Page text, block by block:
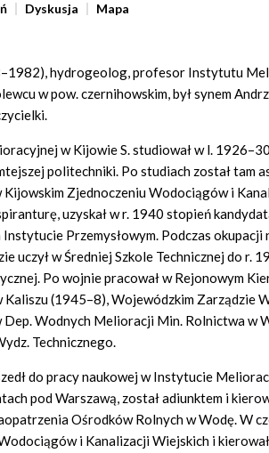
Dyskusja Mapa
hydrogeolog, profesor Instytutu
w pow. czernihowskim, był synem
w Kijowie S. studiował w l.
politechniki. Po studiach został tam
Kijowskim Zjednoczeniu Wodociągów i
uzyskał w r. 1940 stopień
Przemysłowym. Podczas okupacji
uczył w Średniej Szkole Technicznej do r.
Po wojnie pracował w Rejonowym
(1945–8), Wojewódzkim Zarządzie
Wodnych Melioracji Min. Rolnictwa w
Technicznego.
do pracy naukowej w Instytucie
pod Warszawą, został adiunktem i
Ośrodków Rolnych w Wodę. W
i Kanalizacji Wiejskich i